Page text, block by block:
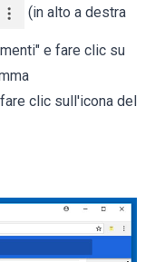
(in alto a destra
e fare clic su
clic sull'icona del